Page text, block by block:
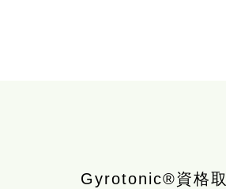
Gyrotonic®︎資格